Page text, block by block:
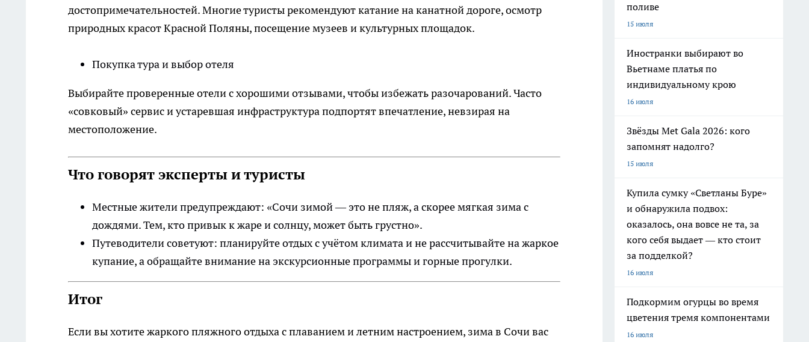
достопримечательностей. Многие туристы рекомендуют катание на канатной дороге, осмотр
природных красот Красной Поляны, посещение музеев и культурных площадок.
Покупка тура и выбор отеля
Выбирайте проверенные отели с хорошими отзывами, чтобы избежать разочарований. Часто
«совковый» сервис и устаревшая инфраструктура подпортят впечатление, невзирая на
местоположение.
Что говорят эксперты и туристы
Местные жители предупреждают: «Сочи зимой — это не пляж, а скорее мягкая зима с
дождями. Тем, кто привык к жаре и солнцу, может быть грустно».
Путеводители советуют: планируйте отдых с учётом климата и не рассчитывайте на жаркое
купание, а обращайте внимание на экскурсионные программы и горные прогулки.
Итог
Если вы хотите жаркого пляжного отдыха с плаванием и летним настроением, зима в Сочи вас
поливе
15 июля
Иностранки выбирают во
Вьетнаме платья по
индивидуальному крою
16 июля
Звёзды Met Gala 2026: кого
запомнят надолго?
15 июля
Купила сумку «Светланы Буре»
и обнаружила подвох:
оказалось, она вовсе не та, за
кого себя выдает — кто стоит
за подделкой?
16 июля
Подкормим огурцы во время
цветения тремя компонентами
16 июля